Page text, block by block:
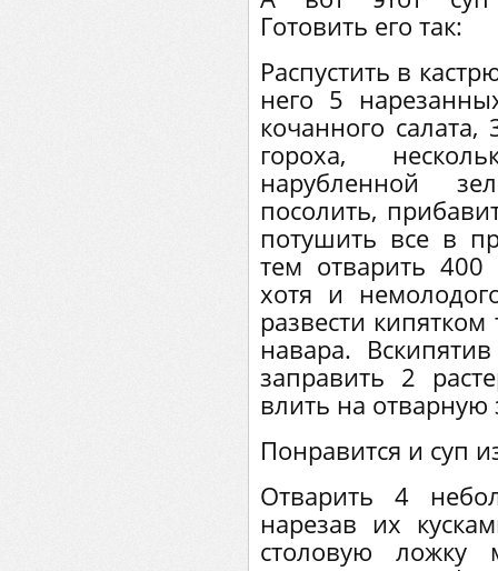
Готовить его так:
Распустить в
него 5
кочанного
гороха,
нарубленной
посолить,
потушить все в
тем отварить 400
хотя и
развести
навара.
заправить 2
влить на отварную
Понравится и суп
Отварить 4
нарезав их
столовую ложку